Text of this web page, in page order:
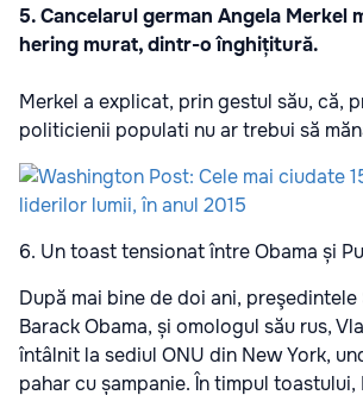
5. Cancelarul german Angela Merkel
hering murat, dintr-o înghițitură.
Merkel a explicat, prin gestul său, că,
politicienii populati nu ar trebui să
6. Un toast tensionat între Obama și
După mai bine de doi ani,
Barack Obama, și omologul său rus,
întâlnit la sediul ONU din New York,
pahar cu șampanie. În timpul toastului,